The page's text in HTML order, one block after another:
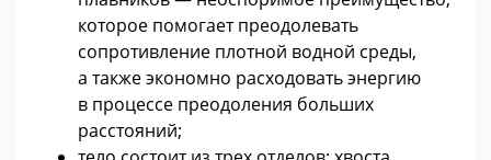
которое помогает преодолевать
сопротивление плотной водной среды,
а также экономно расходовать энергию
в процессе преодоления больших
расстояний;